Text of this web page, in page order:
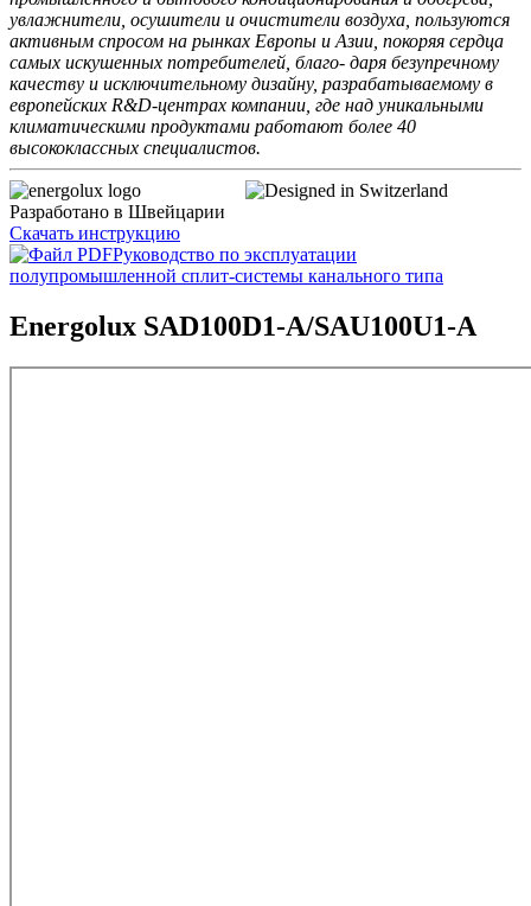
увлажнители, осушители и очистители воздуха, пользуются
активным спросом на рынках Европы и Азии, покоряя сердца
самых искушенных потребителей, благо- даря безупречному
качеству и исключительному дизайну, разрабатываемому в
европейских R&D-центрах компании, где над уникальными
климатическими продуктами работают более 40
высококлассных специалистов.
Разработано в Швейцарии
Скачать инструкцию
Руководство по эксплуатации
полупромышленной сплит-системы канального типа
Energolux SAD100D1-A/SAU100U1-A